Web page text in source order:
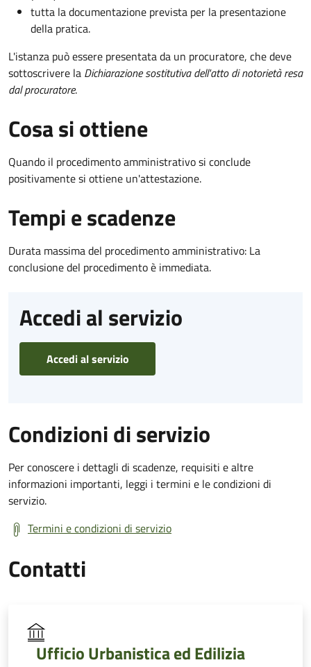
tutta la documentazione prevista per la presentazione
della pratica.
L'istanza può essere presentata da un procuratore, che deve
sottoscrivere la Dichiarazione sostitutiva dell'atto di notorietà resa
dal procuratore.
Cosa si ottiene
Quando il procedimento amministrativo si conclude
positivamente si ottiene un'attestazione.
Tempi e scadenze
Durata massima del procedimento amministrativo: La
conclusione del procedimento è immediata.
Accedi al servizio
Accedi al servizio
Condizioni di servizio
Per conoscere i dettagli di scadenze, requisiti e altre
informazioni importanti, leggi i termini e le condizioni di
servizio.
Termini e condizioni di servizio
Contatti
Ufficio Urbanistica ed Edilizia